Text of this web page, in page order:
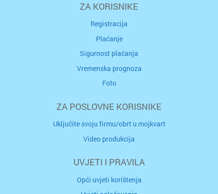
ZA KORISNIKE
Registracija
Plaćanje
Sigurnost plaćanja
Vremenska prognoza
Foto
ZA POSLOVNE KORISNIKE
Uključite svoju firmu/obrt u mojkvart
Video produkcija
UVJETI I PRAVILA
Opći uvjeti korištenja